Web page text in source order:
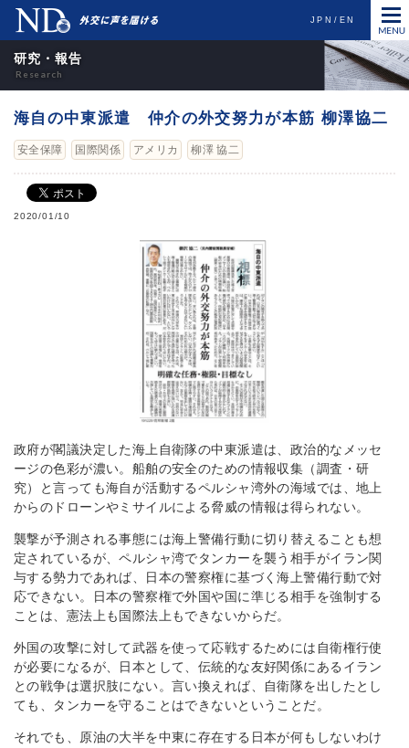
JPN EN
研究・報告
海自の中東派遣 仲介の外交努力が本筋 柳澤協二
安全保障 国際関係 アメリカ 柳澤 協二
2020/01/10
政府が閣議決定した海上自衛隊の中東派遣は、政治的なメッセ
ージの色彩が濃い。船舶の安全のための情報収集（調査・研
究）と言っても海自が活動するペルシャ湾外の海域では、地上
からのドローンやミサイルによる脅威の情報は得られない。
襲撃が予測される事態には海上警備行動に切り替えることも想
定されているが、ペルシャ湾でタンカーを襲う相手がイラン関
与する勢力であれば、日本の警察権に基づく海上警備行動で対
応できない。日本の警察権で外国や国に準じる相手を強制する
ことは、憲法上も国際法上もできないからだ。
外国の攻撃に対して武器を使って応戦するためには自衛権行使
が必要になるが、日本として、伝統的な友好関係にあるイラン
との戦争は選択肢にない。言い換えれば、自衛隊を出したとし
ても、タンカーを守ることはできないということだ。
それでも、原油の大半を中東に存在する日本が何もしないわけ